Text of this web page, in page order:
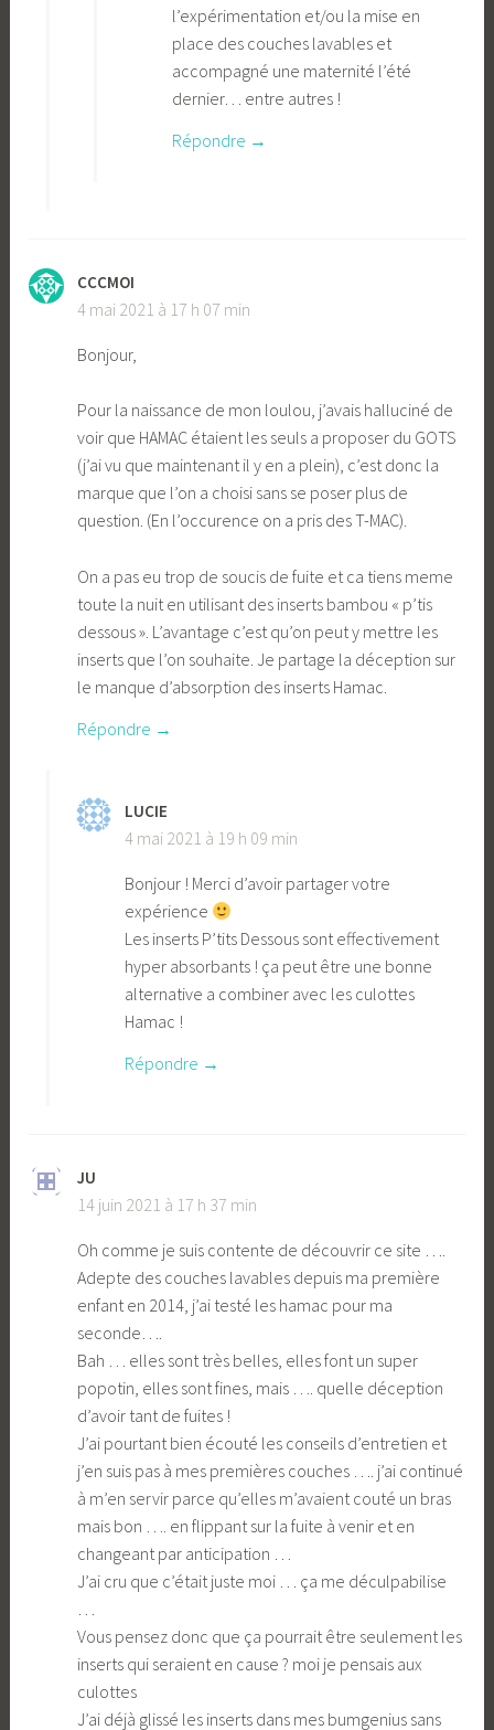
l’expérimentation et/ou la mise en
place des couches lavables et
accompagné une maternité l’été
dernier… entre autres !
Répondre
CCCMOI
4 mai 2021 à 17 h 07 min
Bonjour,
Pour la naissance de mon loulou, j’avais halluciné de
voir que HAMAC étaient les seuls a proposer du GOTS
(j’ai vu que maintenant il y en a plein), c’est donc la
marque que l’on a choisi sans se poser plus de
question. (En l’occurence on a pris des T-MAC).
On a pas eu trop de soucis de fuite et ca tiens meme
toute la nuit en utilisant des inserts bambou « p’tis
dessous ». L’avantage c’est qu’on peut y mettre les
inserts que l’on souhaite. Je partage la déception sur
le manque d’absorption des inserts Hamac.
Répondre
LUCIE
4 mai 2021 à 19 h 09 min
Bonjour ! Merci d’avoir partager votre
expérience
Les inserts P’tits Dessous sont effectivement
hyper absorbants ! ça peut être une bonne
alternative a combiner avec les culottes
Hamac !
Répondre
JU
14 juin 2021 à 17 h 37 min
Oh comme je suis contente de découvrir ce site ….
Adepte des couches lavables depuis ma première
enfant en 2014, j’ai testé les hamac pour ma
seconde….
Bah … elles sont très belles, elles font un super
popotin, elles sont fines, mais …. quelle déception
d’avoir tant de fuites !
J’ai pourtant bien écouté les conseils d’entretien et
j’en suis pas à mes premières couches …. j’ai continué
à m’en servir parce qu’elles m’avaient couté un bras
mais bon …. en flippant sur la fuite à venir et en
changeant par anticipation …
J’ai cru que c’était juste moi … ça me déculpabilise
…
Vous pensez donc que ça pourrait être seulement les
inserts qui seraient en cause ? moi je pensais aux
culottes
J’ai déjà glissé les inserts dans mes bumgenius sans